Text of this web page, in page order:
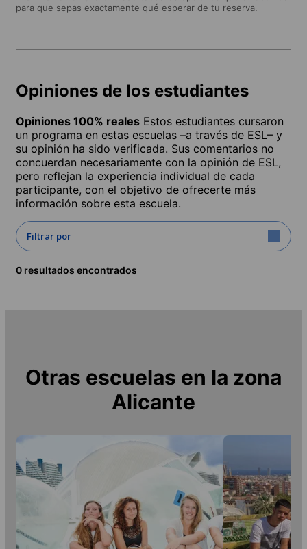
para que sepas exactamente qué esperar de tu reserva.
Opiniones de los estudiantes
Opiniones 100% reales Estos estudiantes cursaron
un programa en estas escuelas –a través de ESL– y
su opinión ha sido verificada. Sus comentarios no
concuerdan necesariamente con la opinión de ESL,
pero reflejan la experiencia individual de cada
participante, con el objetivo de ofrecerte más
información sobre esta escuela.
Filtrar por
0 resultados encontrados
Otras escuelas en la zona
Alicante